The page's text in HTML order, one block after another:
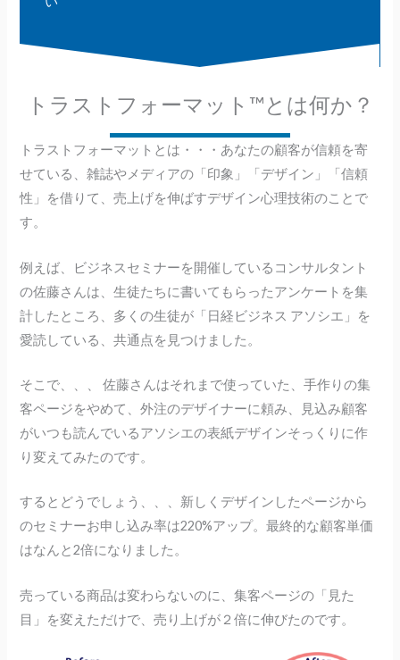
トラストフォーマット™️とは何か？
トラストフォーマットとは・・・あなたの顧客が信頼を寄
せている、雑誌やメディアの「印象」「デザイン」「信頼
性」を借りて、売上げを伸ばすデザイン心理技術のことで
す。
例えば、ビジネスセミナーを開催しているコンサルタント
の佐藤さんは、生徒たちに書いてもらったアンケートを集
計したところ、多くの生徒が「日経ビジネス アソシエ」を
愛読している、共通点を見つけました。
そこで、、、 佐藤さんはそれまで使っていた、手作りの集
客ページをやめて、外注のデザイナーに頼み、見込み顧客
がいつも読んでいるアソシエの表紙デザインそっくりに作
り変えてみたのです。
するとどうでしょう、、、新しくデザインしたページから
のセミナーお申し込み率は220%アップ。最終的な顧客単価
はなんと2倍になりました。
売っている商品は変わらないのに、集客ページの「見た
目」を変えただけで、売り上げが２倍に伸びたのです。